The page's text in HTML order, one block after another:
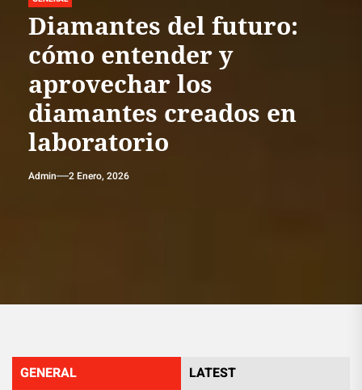
Diamantes del futuro:
cómo entender y
aprovechar los
diamantes creados en
laboratorio
Admin 2 Enero, 2026
GENERAL LATEST